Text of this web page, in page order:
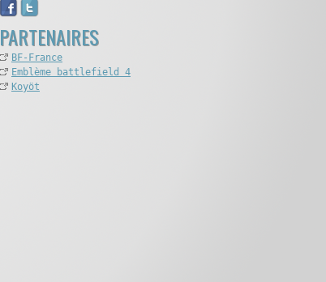
PARTENAIRES
BF-France
Emblème battlefield 4
Koyöt